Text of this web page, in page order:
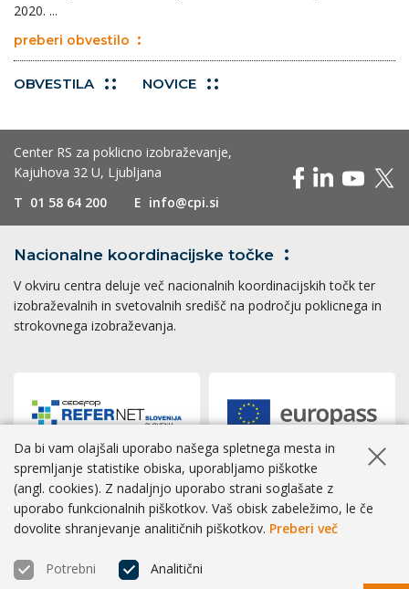
2020. ...
preberi obvestilo
OBVESTILA NOVICE
Center RS za poklicno izobraževanje,
Kajuhova 32 U, Ljubljana
T 01 58 64 200 E info@cpi.si
Nacionalne koordinacijske točke
V okviru centra deluje več nacionalnih koordinacijskih točk ter
izobraževalnih in svetovalnih središč na področju poklicnega in
strokovnega izobraževanja.
Dostopnost|Zasebnost|Piškotki
Skrij
Da bi vam olajšali uporabo našega spletnega mesta in
spremljanje statistike obiska, uporabljamo piškotke
(angl. cookies). Z nadaljnjo uporabo strani soglašate z
uporabo funkcionalnih piškotkov. Vaš obisk zabeležimo, le če
dovolite shranjevanje analitičnih piškotkov. Preberi več
Potrebni Analitični